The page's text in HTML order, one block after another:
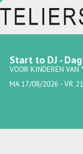
Start to DJ - Dag
VOOR KINDEREN VAN
MA 17/08/2026 - VR